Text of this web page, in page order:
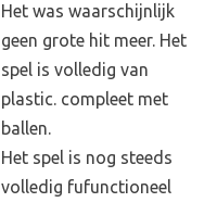
Het was waarschijnlijk
geen grote hit meer. Het
spel is volledig van
plastic. compleet met
ballen.
Het spel is nog steeds
volledig fufunctioneel